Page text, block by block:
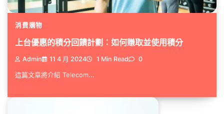
消費購物
上台優惠的積分回饋計劃：如何賺取並使用積分
Admin 11 4 月 2024 1 Min Read 0
這篇文章將介紹 Telecom...